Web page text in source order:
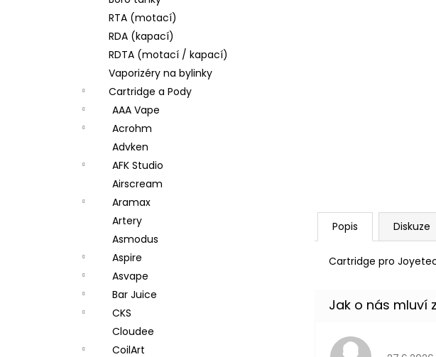
RTA (motací)
RDA (kapací)
RDTA (motací / kapací)
Vaporizéry na bylinky
Cartridge a Pody
AAA Vape
Acrohm
Advken
AFK Studio
Airscream
Aramax
Artery
Asmodus
Aspire
Asvape
Bar Juice
CKS
Cloudee
CoilArt
Popis Diskuze
Cartridge pro
DEKANG DESERT SHIP 10ML 11MG
154 Kč
Původně: 195 Kč